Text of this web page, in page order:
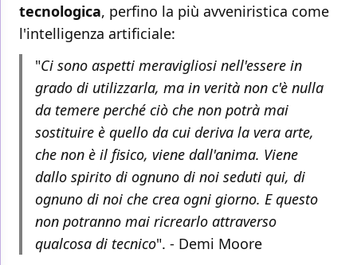
tecnologica, perfino la più avveniristica come
l'intelligenza artificiale:
"Ci sono aspetti meravigliosi nell'essere in
grado di utilizzarla, ma in verità non c'è nulla
da temere perché ciò che non potrà mai
sostituire è quello da cui deriva la vera arte,
che non è il fisico, viene dall'anima. Viene
dallo spirito di ognuno di noi seduti qui, di
ognuno di noi che crea ogni giorno. E questo
non potranno mai ricrearlo attraverso
qualcosa di tecnico". - Demi Moore